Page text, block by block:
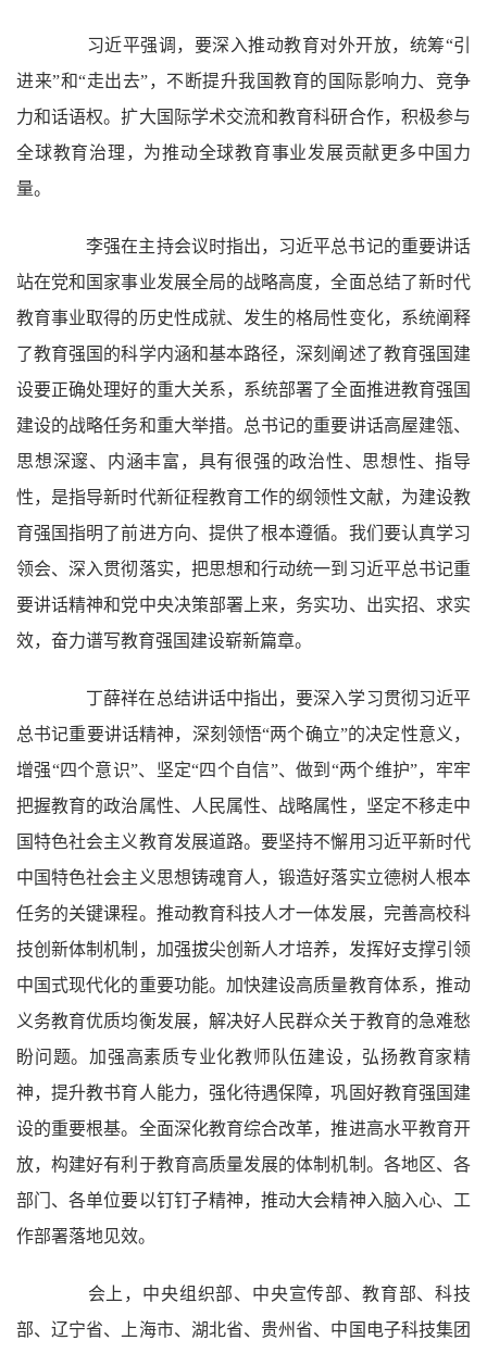
习近平强调，要深入推动教育对外开放，统筹“引
进来”和“走出去”，不断提升我国教育的国际影响力、竞争
力和话语权。扩大国际学术交流和教育科研合作，积极参与
全球教育治理，为推动全球教育事业发展贡献更多中国力
量。
李强在主持会议时指出，习近平总书记的重要讲话
站在党和国家事业发展全局的战略高度，全面总结了新时代
教育事业取得的历史性成就、发生的格局性变化，系统阐释
了教育强国的科学内涵和基本路径，深刻阐述了教育强国建
设要正确处理好的重大关系，系统部署了全面推进教育强国
建设的战略任务和重大举措。总书记的重要讲话高屋建瓴、
思想深邃、内涵丰富，具有很强的政治性、思想性、指导
性，是指导新时代新征程教育工作的纲领性文献，为建设教
育强国指明了前进方向、提供了根本遵循。我们要认真学习
领会、深入贯彻落实，把思想和行动统一到习近平总书记重
要讲话精神和党中央决策部署上来，务实功、出实招、求实
效，奋力谱写教育强国建设崭新篇章。
丁薛祥在总结讲话中指出，要深入学习贯彻习近平
总书记重要讲话精神，深刻领悟“两个确立”的决定性意义，
增强“四个意识”、坚定“四个自信”、做到“两个维护”，牢牢
把握教育的政治属性、人民属性、战略属性，坚定不移走中
国特色社会主义教育发展道路。要坚持不懈用习近平新时代
中国特色社会主义思想铸魂育人，锻造好落实立德树人根本
任务的关键课程。推动教育科技人才一体发展，完善高校科
技创新体制机制，加强拔尖创新人才培养，发挥好支撑引领
中国式现代化的重要功能。加快建设高质量教育体系，推动
义务教育优质均衡发展，解决好人民群众关于教育的急难愁
盼问题。加强高素质专业化教师队伍建设，弘扬教育家精
神，提升教书育人能力，强化待遇保障，巩固好教育强国建
设的重要根基。全面深化教育综合改革，推进高水平教育开
放，构建好有利于教育高质量发展的体制机制。各地区、各
部门、各单位要以钉钉子精神，推动大会精神入脑入心、工
作部署落地见效。
会上，中央组织部、中央宣传部、教育部、科技
部、辽宁省、上海市、湖北省、贵州省、中国电子科技集团